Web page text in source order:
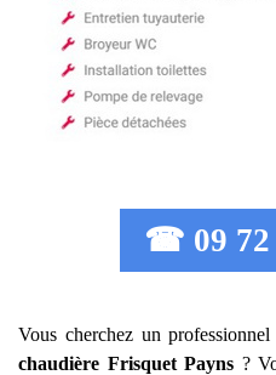
☎ 09 72
Vous cherchez un
chaudière Frisquet Payns ?